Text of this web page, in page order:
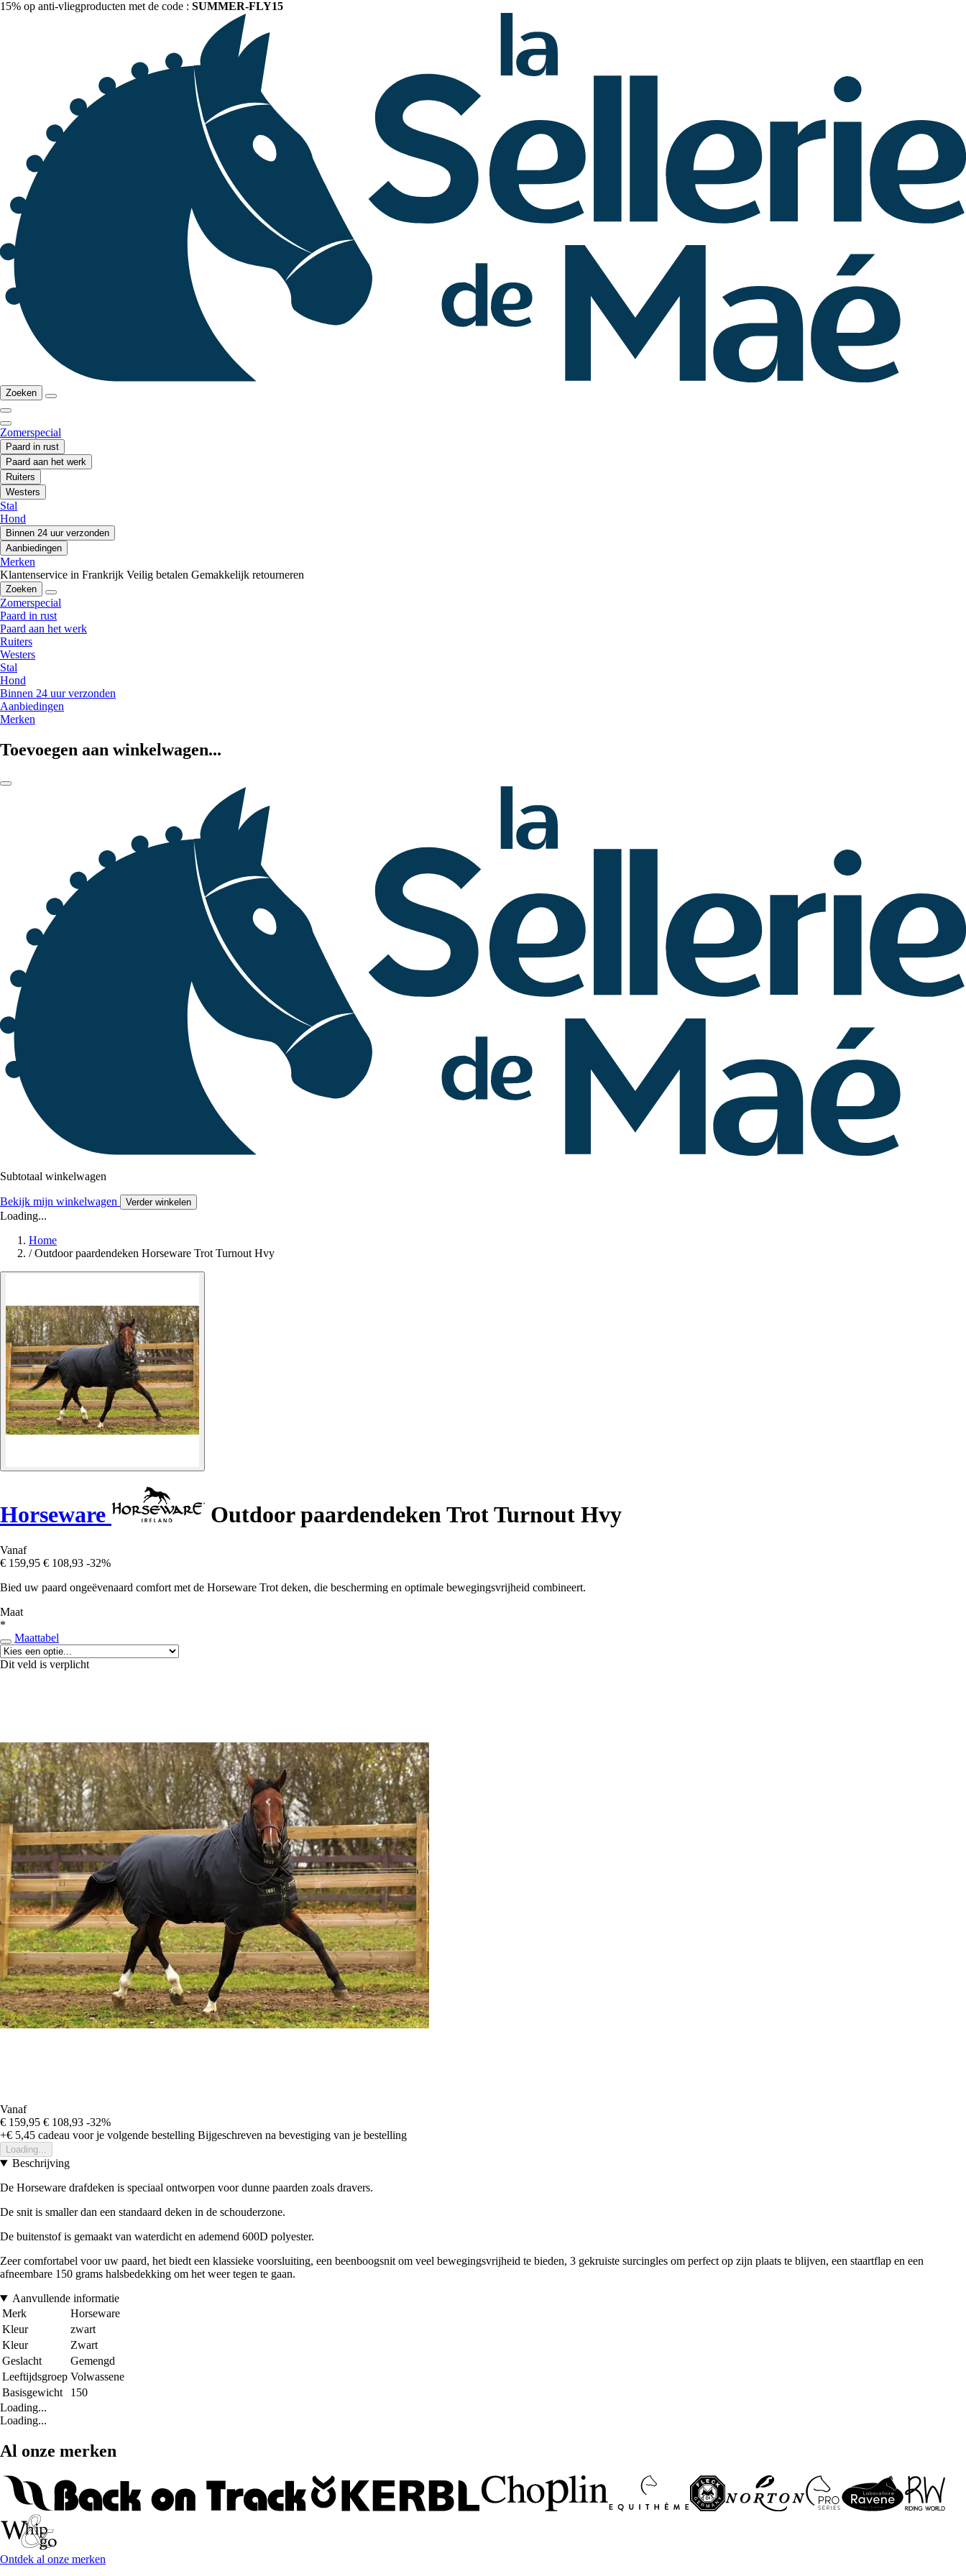
15% op anti-vliegproducten met de code : SUMMER-FLY15
Zoeken
Zomerspecial
Paard in rust
Paard aan het werk
Ruiters
Westers
Stal
Hond
Binnen 24 uur verzonden
Aanbiedingen
Merken
Klantenservice in Frankrijk Veilig betalen Gemakkelijk retourneren
Zoeken
Zomerspecial
Paard in rust
Paard aan het werk
Ruiters
Westers
Stal
Hond
Binnen 24 uur verzonden
Aanbiedingen
Merken
Toevoegen aan winkelwagen...
Subtotaal winkelwagen
Bekijk mijn winkelwagen Verder winkelen
Loading...
Home
/ Outdoor paardendeken Horseware Trot Turnout Hvy
Horseware Outdoor paardendeken Trot Turnout Hvy
Vanaf
€ 159,95 € 108,93 -32%
Bied uw paard ongeëvenaard comfort met de Horseware Trot deken, die bescherming en optimale bewegingsvrijheid combineert.
Maat
*
Maattabel
Dit veld is verplicht
Vanaf
€ 159,95 € 108,93 -32%
+€ 5,45 cadeau voor je volgende bestelling Bijgeschreven na bevestiging van je bestelling
Loading...
Beschrijving
De Horseware drafdeken is speciaal ontworpen voor dunne paarden zoals dravers.
De snit is smaller dan een standaard deken in de schouderzone.
De buitenstof is gemaakt van waterdicht en ademend 600D polyester.
Zeer comfortabel voor uw paard, het biedt een klassieke voorsluiting, een beenboogsnit om veel bewegingsvrijheid te bieden, 3 gekruiste surcingles om perfect op zijn plaats te blijven, een staartflap en een
afneembare 150 grams halsbedekking om het weer tegen te gaan.
Aanvullende informatie
Merk
Horseware
Kleur
zwart
Kleur
Zwart
Geslacht
Gemengd
Leeftijdsgroep Volwassene
Basisgewicht
150
Loading...
Loading...
Al onze merken
Ontdek al onze merken